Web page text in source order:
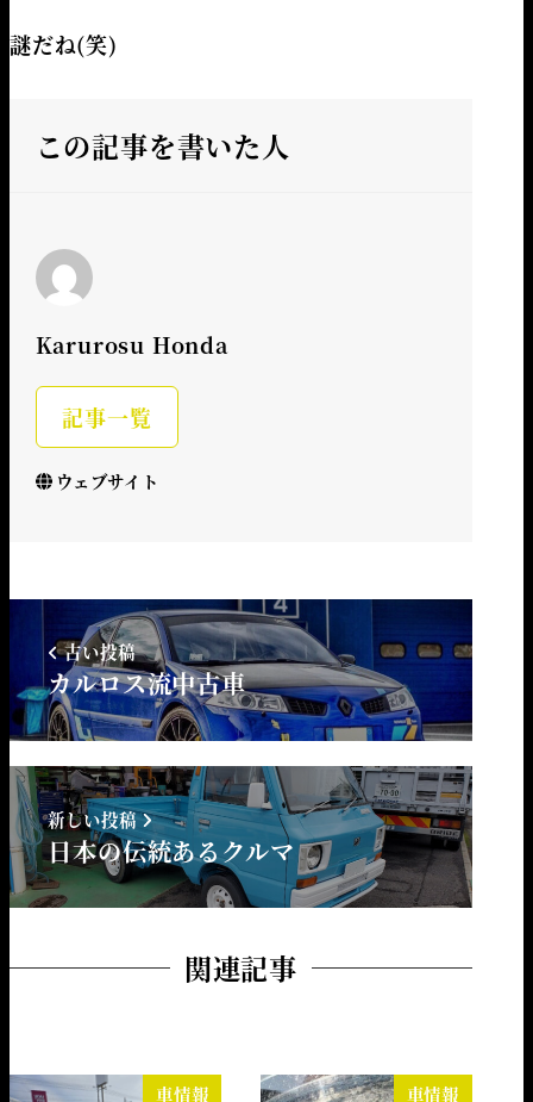
謎だね(笑)
この記事を書いた人
Karurosu Honda
記事一覧
ウェブサイト
古い投稿
カルロス流中古車
新しい投稿
日本の伝統あるクルマ
関連記事
車情報 車情報